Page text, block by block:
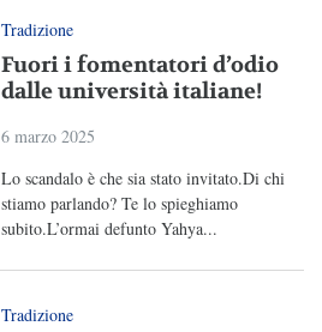
Tradizione
Fuori i fomentatori d’odio
dalle università italiane!
6 marzo 2025
Lo scandalo è che sia stato invitato.Di chi
stiamo parlando? Te lo spieghiamo
subito.L’ormai defunto Yahya...
Tradizione